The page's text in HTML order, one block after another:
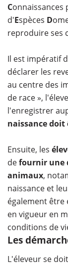
Connaissances
d'Espèces D
reproduire ses
Il est impératif
déclarer les
au centre des
de race »,
l'enregistrer
naissance doit
Ensuite, les
defournir une
animaux,
naissance et
également être
en vigueur en
conditions de
Les
L'éleveur se